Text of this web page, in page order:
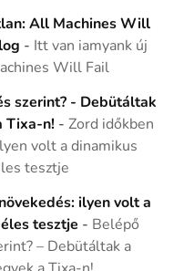
All Machines Will
- Itt van iamyank új
Will Fail
szerint? - Debütáltak
Tixa-n! -Zord időkben
volt a dinamikus
tesztje
ilyen volt a
tesztje - Belépő
– Debütáltak a